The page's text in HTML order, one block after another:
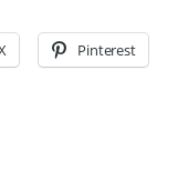
Pinterest